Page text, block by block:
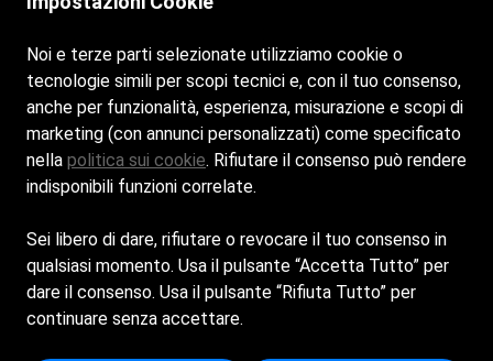
Ristorante tutti i giorni dalle 12:30 alle 16:00
Seguici sui nostri social
Facebook
Instagram
Contatti
dott.pierpaologuzzo@gmail.com
Noi e terze parti selezionate utilizziamo cookie o
tecnologie simili per scopi tecnici e, con il tuo consenso,
anche per funzionalità, esperienza, misurazione e scopi di
marketing (con annunci personalizzati) come specificato
nella politica sui cookie. Rifiutare il consenso può rendere
indisponibili funzioni correlate.
Sei libero di dare, rifiutare o revocare il tuo consenso in
qualsiasi momento. Usa il pulsante “Accetta Tutto” per
dare il consenso. Usa il pulsante “Rifiuta Tutto” per
continuare senza accettare.